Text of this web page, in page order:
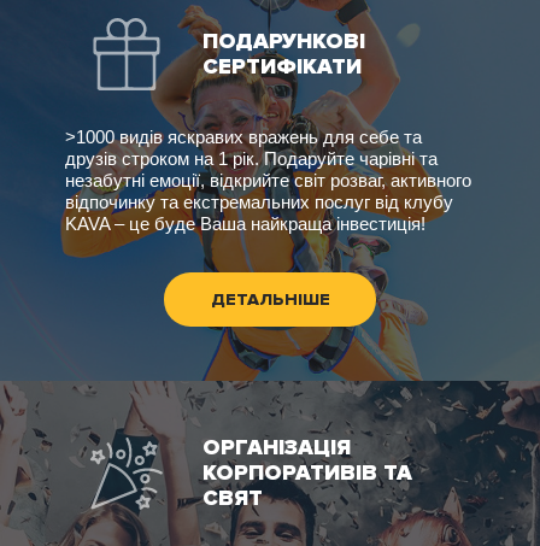
ПОДАРУНКОВІ
СЕРТИФІКАТИ
>1000 видів яскравих вражень для себе та
друзів строком на 1 рік. Подаруйте чарівні та
незабутні емоції, відкрийте світ розваг, активного
відпочинку та екстремальних послуг від клубу
KAVA – це буде Ваша найкраща інвестиція!
ДЕТАЛЬНІШЕ
ОРГАНІЗАЦІЯ
КОРПОРАТИВІВ ТА
СВЯТ